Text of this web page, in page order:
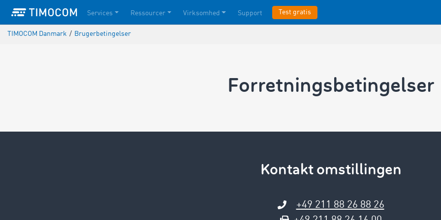
Services Ressourcer Virksomhed Support Test gratis
TIMOCOM Danmark / Brugerbetingelser
Forretningsbetingelser
Kontakt omstillingen
+49 211 88 26 88 26